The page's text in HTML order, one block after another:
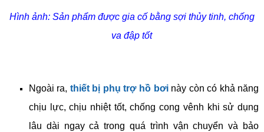
Hình ảnh: Sản phẩm được gia cố bằng sợi thủy tinh, chống
va đập tốt
Ngoài ra, thiết bị phụ trợ hồ bơinày còn có khả năng
chịu lực, chịu nhiệt tốt, chống cong vênh khi sử dụng
lâu dài ngay cả trong quá trình vận chuyển và bảo